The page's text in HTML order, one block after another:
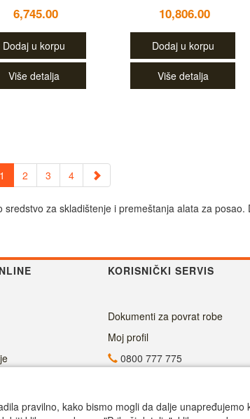
6,745.00
Dodaj u korpu
Više detalja
10,806.00
Dodaj u korpu
Više detalja
2 3 4
za skladištenje i premeštanja alata za
KORISNIČKI SERVIS
Dokumenti za povrat robe
Moj profil
0800 777 775
Radno vreme
pravilno, kako bismo mogli da dalje